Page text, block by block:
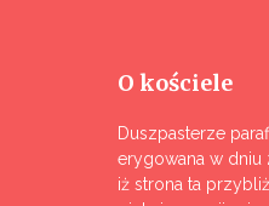
O kościele
Duszpasterze
erygowana w dniu
iż strona ta